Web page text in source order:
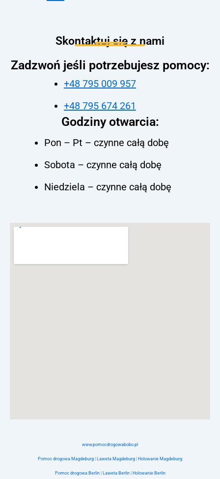
Skontaktuj się z nami
Zadzwoń jeśli potrzebujesz pomocy:
+48 795 009 957
+48 795 674 261
Godziny otwarcia:
Pon – Pt – czynne całą dobę
Sobota – czynne całą dobę
Niedziela – czynne całą dobę
www.pomocdrogowabobo.pl
Pomoc drogowa Magdeburg Laweta Magdeburg Holowanie Magdeburg
Pomoc drogowa Berlin| Laweta Berlin| Holowanie Berlin